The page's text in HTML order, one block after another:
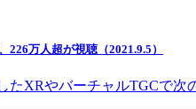
226万人超が視聴（2021.9.5）
たXRやバーチャルTGCで次